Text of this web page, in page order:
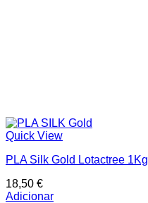
Quick View
PLA Silk Gold Lotactree 1Kg
18,50 €
Adicionar